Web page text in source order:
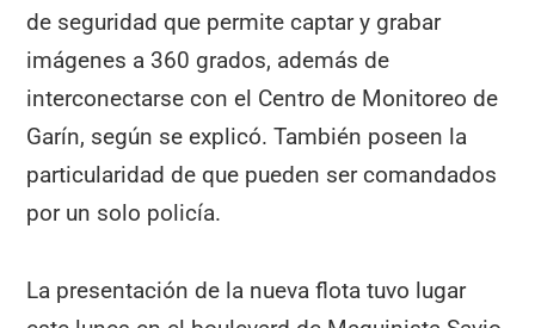
de seguridad que permite captar y grabar
imágenes a 360 grados, además de
interconectarse con el Centro de Monitoreo de
Garín, según se explicó. También poseen la
particularidad de que pueden ser comandados
por un solo policía.
La presentación de la nueva flota tuvo lugar